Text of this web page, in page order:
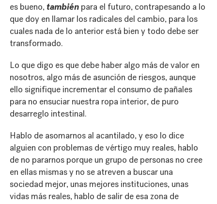
es bueno,también para el futuro, contrapesando a lo
que doy en llamar los radicales del cambio, para los
cuales nada de lo anterior está bien y todo debe ser
transformado.
Lo que digo es que debe haber algo más de valor en
nosotros, algo más de asunción de riesgos, aunque
ello signifique incrementar el consumo de pañales
para no ensuciar nuestra ropa interior, de puro
desarreglo intestinal.
Hablo de asomarnos al acantilado, y eso lo dice
alguien con problemas de vértigo muy reales, hablo
de no pararnos porque un grupo de personas no cree
en ellas mismas y no se atreven a buscar una
sociedad mejor, unas mejores instituciones, unas
vidas más reales, hablo de salir de esa zona de